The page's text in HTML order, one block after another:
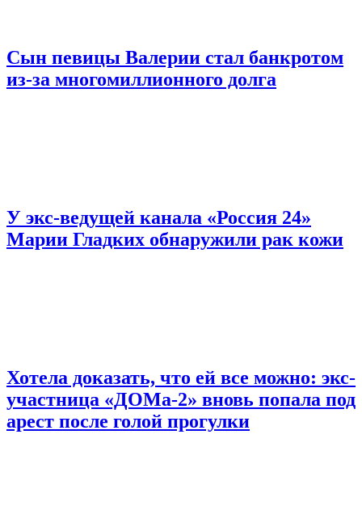
Сын певицы Валерии стал банкротом
из-за многомиллионного долга
У экс-ведущей канала «Россия 24»
Марии Гладких обнаружили рак кожи
Хотела доказать, что ей все можно: экс-
участница «ДОМа-2» вновь попала под
арест после голой прогулки